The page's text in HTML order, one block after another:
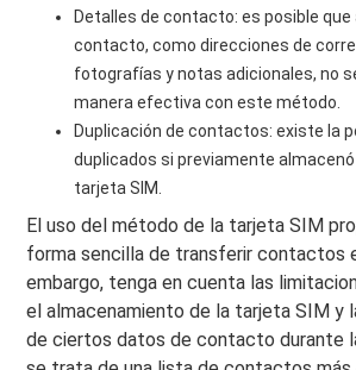
Detalles de contacto: es posible
contacto, como direcciones de
fotografías y notas adicionales, no
manera efectiva con este método.
Duplicación de contactos: existe la
duplicados si previamente
tarjeta SIM.
El uso del método de la tarjeta SIM
forma sencilla de transferir contactos
embargo, tenga en cuenta las
el almacenamiento de la tarjeta SIM y
de ciertos datos de contacto durante